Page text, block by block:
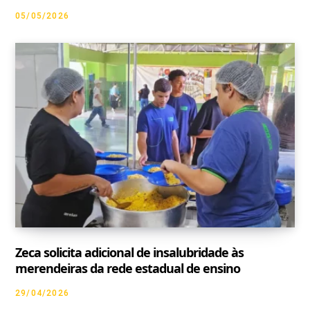
05/05/2026
Zeca solicita adicional de insalubridade às
merendeiras da rede estadual de ensino
29/04/2026